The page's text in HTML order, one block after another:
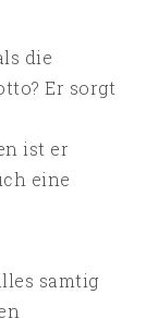
die
Er sorgt
ist er
eine
samtig